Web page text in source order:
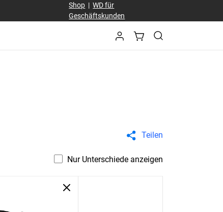
Shop |WD für
Geschäftskunden
Teilen
Nur Unterschiede anzeigen